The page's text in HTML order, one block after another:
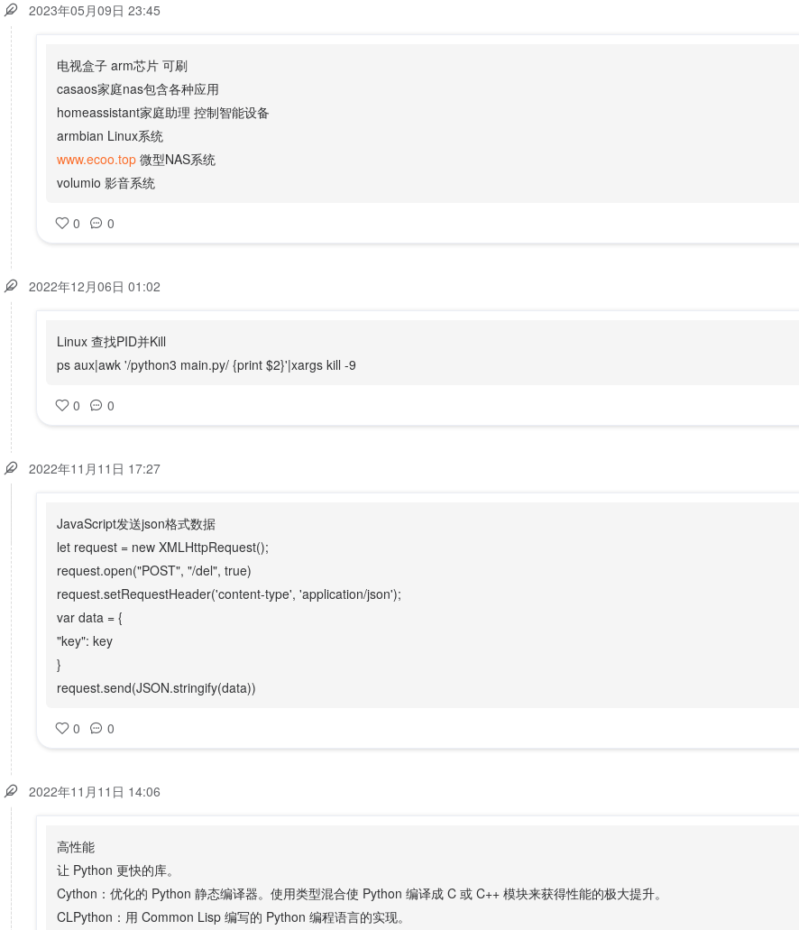
2023年05月09日 23:45
电视盒子 arm芯片 可刷
casaos家庭nas包含各种应用
homeassistant家庭助理 控制智能设备
armbian Linux系统
www.ecoo.top 微型NAS系统
volumio 影音系统
0 0
2022年12月06日 01:02
Linux 查找PID并Kill
ps aux|awk '/python3 main.py/ {print $2}'|xargs kill -9
0 0
2022年11月11日 17:27
JavaScript发送json格式数据
let request = new XMLHttpRequest();
request.open("POST", "/del", true)
request.setRequestHeader('content-type', 'application/json');
var data = {
"key": key
}
request.send(JSON.stringify(data))
0 0
2022年11月11日 14:06
高性能
让 Python 更快的库。
Cython：优化的 Python 静态编译器。使用类型混合使 Python 编译成 C 或 C++ 模块来获得性能的极大提升。
CLPython：用 Common Lisp 编写的 Python 编程语言的实现。